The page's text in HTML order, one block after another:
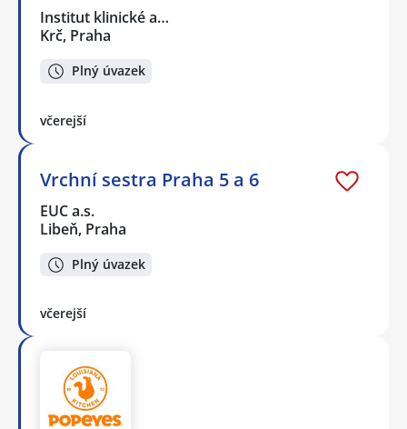
Institut klinické a…
Krč, Praha
Plný úvazek
včerejší
Vrchní sestra Praha 5 a 6
EUC a.s.
Libeň, Praha
Plný úvazek
včerejší